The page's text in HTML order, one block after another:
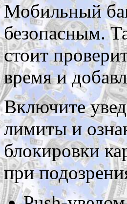
Мобильный
безопасным.
стоит
время и
Включите
лимиты и
блокировки
при